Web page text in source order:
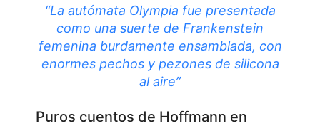
“La autómata Olympia fue presentada
como una suerte de Frankenstein
femenina burdamente ensamblada, con
enormes pechos y pezones de silicona
al aire”
Puros cuentos de Hoffmann en